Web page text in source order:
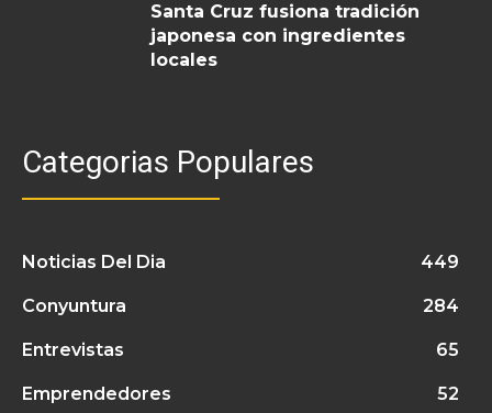
Santa Cruz fusiona tradición
japonesa con ingredientes
locales
Categorias Populares
Noticias Del Dia 449
Conyuntura 284
Entrevistas 65
Emprendedores 52